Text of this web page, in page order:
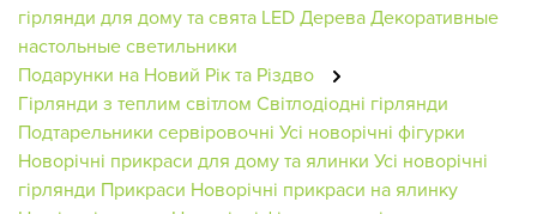
гірлянди для дому та свята LED ДереваДекоративные
настольные светильники
Подарунки на Новий Рік та Різдво
Гірлянди з теплим світлом Світлодіодні гірлянди
Подтарельники сервіровочні Усі новорічні фігурки
Новорічні прикраси для дому та ялинки Усі новорічні
гірлянди Прикраси Новорічні прикраси на ялинку